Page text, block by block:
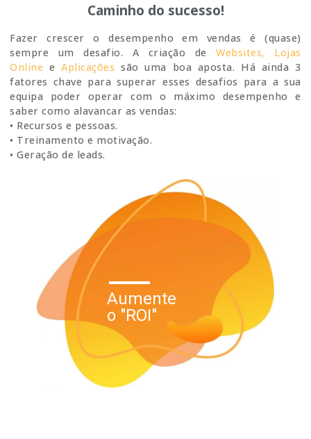
Caminho do sucesso!
Fazer crescer o desempenho em vendas é (quase)
sempre um desafio. A criação deWebsites, Lojas
Online eAplicações são uma boa aposta. Há ainda 3
fatores chave para superar esses desafios para a sua
equipa poder operar com o máximo desempenho e
saber como alavancar as vendas:
• Recursos e pessoas.
• Treinamento e motivação.
• Geração de leads.
Aumente
o "ROI"